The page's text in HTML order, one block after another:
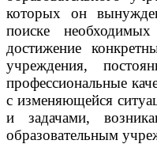
которых он
поиске
достижение
учреждения,
профессиональные
с изменяющейся
и задачами,
образовательным